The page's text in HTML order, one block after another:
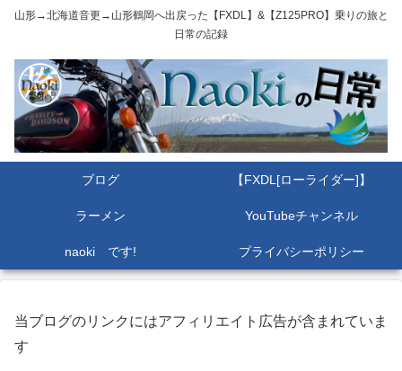
山形→北海道音更→山形鶴岡へ出戻った【FXDL】&【Z125PRO】乗りの旅と
日常の記録
ブログ 【FXDL[ローライダー]】
ラーメン YouTubeチャンネル
naoki です! プライバシーポリシー
当ブログのリンクにはアフィリエイト広告が含まれていま
す